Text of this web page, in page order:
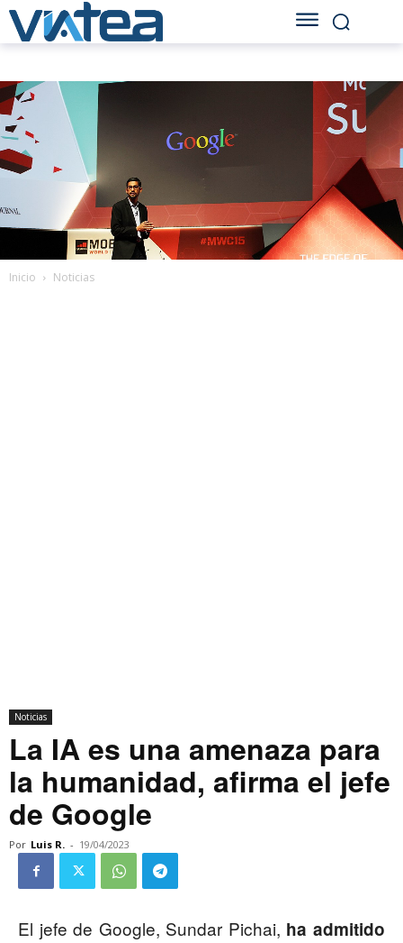
Inicio Noticias
Noticias
La IA es una amenaza para
la humanidad, afirma el jefe
de Google
Por Luis R. - 19/04/2023
El jefe de Google, Sundar Pichai, ha admitido